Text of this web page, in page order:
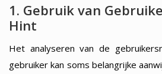
1. Gebruik van
Hint
Het analyseren van de
gebruiker kan soms belangrijke